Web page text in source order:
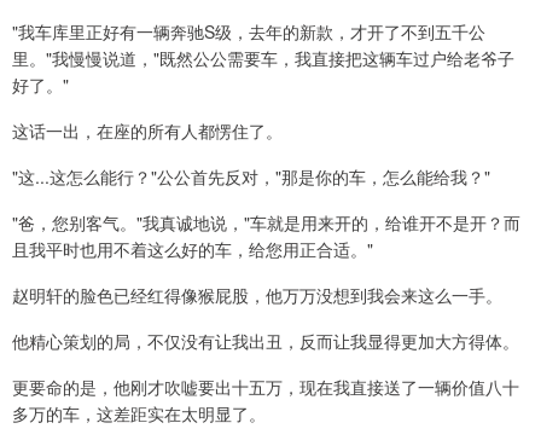
"我车库里正好有一辆奔驰S级，去年的新款，才开了不到五千公
里。"我慢慢说道，"既然公公需要车，我直接把这辆车过户给老爷子
好了。"
这话一出，在座的所有人都愣住了。
"这...这怎么能行？"公公首先反对，"那是你的车，怎么能给我？"
"爸，您别客气。"我真诚地说，"车就是用来开的，给谁开不是开？而
且我平时也用不着这么好的车，给您用正合适。"
赵明轩的脸色已经红得像猴屁股，他万万没想到我会来这么一手。
他精心策划的局，不仅没有让我出丑，反而让我显得更加大方得体。
更要命的是，他刚才吹嘘要出十五万，现在我直接送了一辆价值八十
多万的车，这差距实在太明显了。